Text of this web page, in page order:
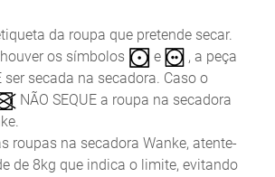
da roupa que pretende secar.
os símbolos
e
, a peça
ser secada na secadora. Caso o
NÃO SEQUE a roupa na secadora
roupas na secadora Wanke, atente-
de 8kg que indica o limite, evitando